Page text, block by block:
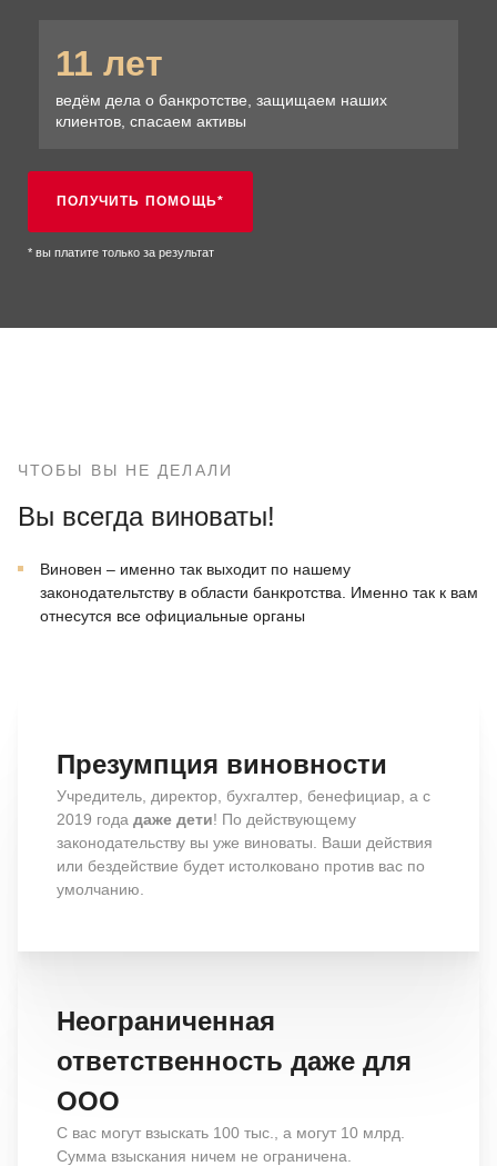
ПОЛУЧИТЬ ПОМОЩЬ*
* вы платите только за результат
11 лет
ведём дела о банкротстве, защищаем наших
клиентов, спасаем активы
ЧТОБЫ ВЫ НЕ ДЕЛАЛИ
Вы всегда виноваты!
Виновен – именно так выходит по нашему
законодательтству в области банкротства. Именно так к вам
отнесутся все официальные органы
Презумпция виновности
Учредитель, директор, бухгалтер, бенефициар, а с
2019 года даже дети! По действующему
законодательству вы уже виноваты. Ваши действия
или бездействие будет истолковано против вас по
умолчанию.
Неограниченная
ответственность даже для
ООО
С вас могут взыскать 100 тыс., а могут 10 млрд.
Сумма взыскания ничем не ограничена.